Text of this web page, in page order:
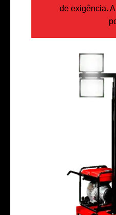
de exigência.